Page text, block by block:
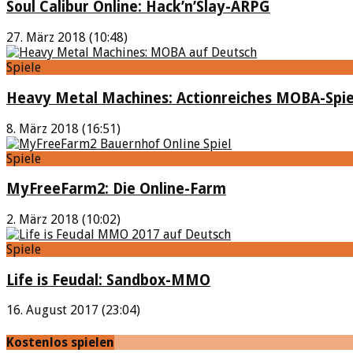
Soul Calibur Online: Hack’n’Slay-ARPG
27. März 2018 (10:48)
Spiele
Heavy Metal Machines: Actionreiches MOBA-
8. März 2018 (16:51)
Spiele
MyFreeFarm2: Die Online-Farm
2. März 2018 (10:02)
Spiele
Life is Feudal: Sandbox-MMO
16. August 2017 (23:04)
Kostenlos spielen